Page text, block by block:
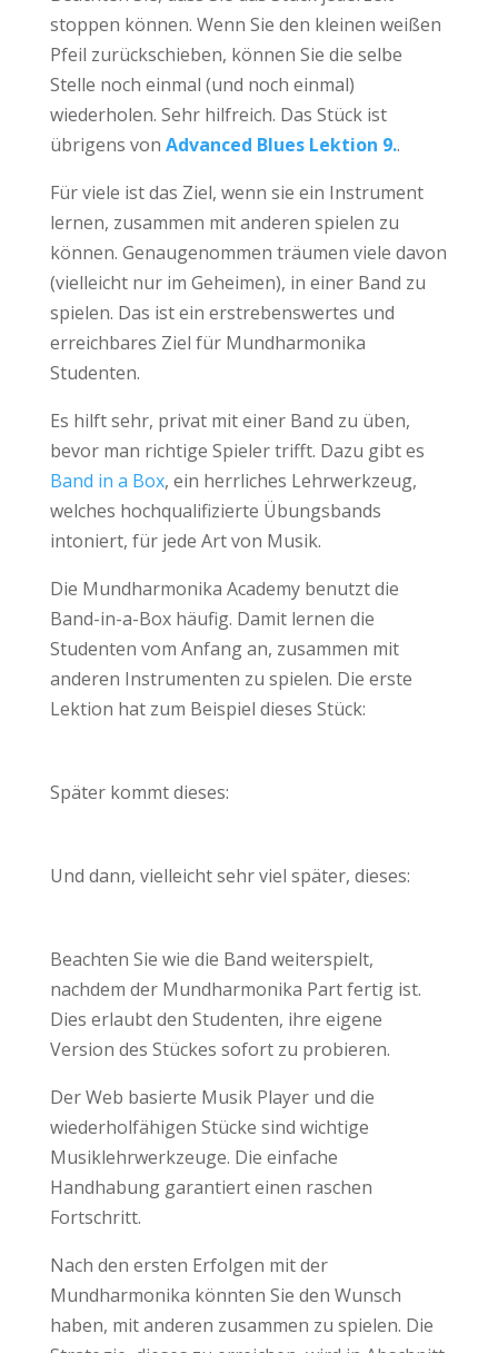
stoppen können. Wenn Sie den kleinen weißen
Pfeil zurückschieben, können Sie die selbe
Stelle noch einmal (und noch einmal)
wiederholen. Sehr hilfreich. Das Stück ist
übrigens von Advanced Blues Lektion 9..
Für viele ist das Ziel, wenn sie ein Instrument
lernen, zusammen mit anderen spielen zu
können. Genaugenommen träumen viele davon
(vielleicht nur im Geheimen), in einer Band zu
spielen. Das ist ein erstrebenswertes und
erreichbares Ziel für Mundharmonika
Studenten.
Es hilft sehr, privat mit einer Band zu üben,
bevor man richtige Spieler trifft. Dazu gibt es
Band in a Box, ein herrliches Lehrwerkzeug,
welches hochqualifizierte Übungsbands
intoniert, für jede Art von Musik.
Die Mundharmonika Academy benutzt die
Band-in-a-Box häufig. Damit lernen die
Studenten vom Anfang an, zusammen mit
anderen Instrumenten zu spielen. Die erste
Lektion hat zum Beispiel dieses Stück:
Später kommt dieses:
Und dann, vielleicht sehr viel später, dieses:
Beachten Sie wie die Band weiterspielt,
nachdem der Mundharmonika Part fertig ist.
Dies erlaubt den Studenten, ihre eigene
Version des Stückes sofort zu probieren.
Der Web basierte Musik Player und die
wiederholfähigen Stücke sind wichtige
Musiklehrwerkzeuge. Die einfache
Handhabung garantiert einen raschen
Fortschritt.
Nach den ersten Erfolgen mit der
Mundharmonika könnten Sie den Wunsch
haben, mit anderen zusammen zu spielen. Die